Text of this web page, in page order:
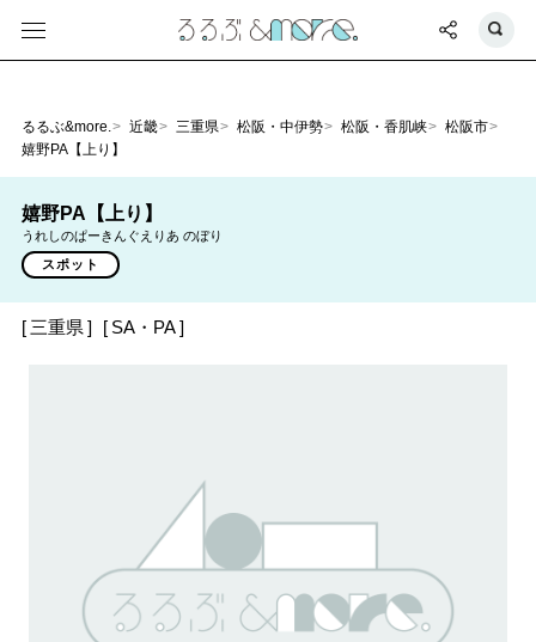
るるぶ&more. 近畿 三重県 松阪・中伊勢 松阪・香肌峡
松阪市
嬉野PA【上り】
嬉野PA【上り】
うれしのぱーきんぐえりあ のぼり
スポット
三重県 SA・PA